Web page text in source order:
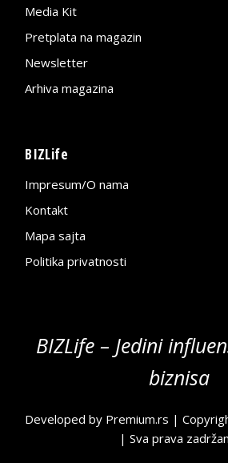
Media Kit
Pretplata na magazin
Newsletter
Arhiva magazina
BIZLife
Impresum/O nama
Kontakt
Mapa sajta
Politika privatnosti
BIZLife – Jedini
biznisa
Developed by Premium.rs |
| Sva prava